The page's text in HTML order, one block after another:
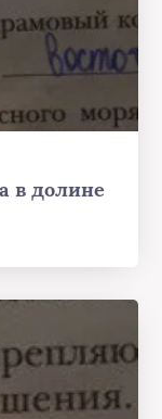
в долине